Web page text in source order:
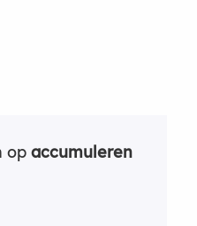
op accumuleren